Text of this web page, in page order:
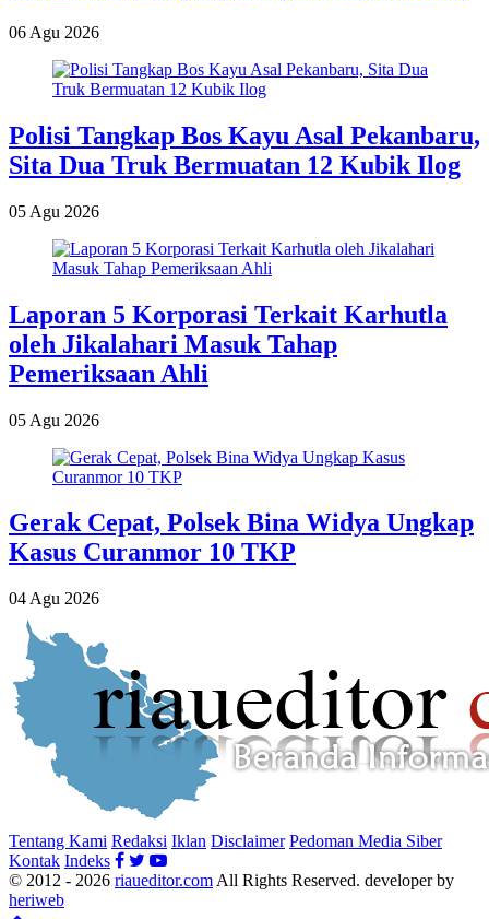
06 Agu 2026
Polisi Tangkap Bos Kayu Asal Pekanbaru,
Sita Dua Truk Bermuatan 12 Kubik Ilog
05 Agu 2026
Laporan 5 Korporasi Terkait Karhutla
oleh Jikalahari Masuk Tahap
Pemeriksaan Ahli
05 Agu 2026
Gerak Cepat, Polsek Bina Widya Ungkap
Kasus Curanmor 10 TKP
04 Agu 2026
Tentang Kami Redaksi Iklan Disclaimer Pedoman Media Siber
Kontak Indeks
© 2012 - 2026 riaueditor.com All Rights Reserved. developer by
heriweb